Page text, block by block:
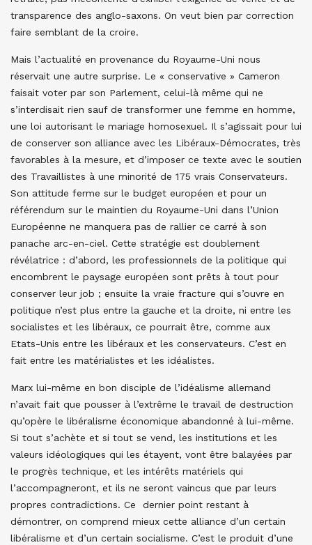
transparence des anglo-saxons. On veut bien par correction
faire semblant de la croire.
Mais l’actualité en provenance du Royaume-Uni nous
réservait une autre surprise. Le « conservative » Cameron
faisait voter par son Parlement, celui-là même qui ne
s’interdisait rien sauf de transformer une femme en homme,
une loi autorisant le mariage homosexuel. Il s’agissait pour lui
de conserver son alliance avec les Libéraux-Démocrates, très
favorables à la mesure, et d’imposer ce texte avec le soutien
des Travaillistes à une minorité de 175 vrais Conservateurs.
Son attitude ferme sur le budget européen et pour un
référendum sur le maintien du Royaume-Uni dans l’Union
Européenne ne manquera pas de rallier ce carré à son
panache arc-en-ciel. Cette stratégie est doublement
révélatrice : d’abord, les professionnels de la politique qui
encombrent le paysage européen sont prêts à tout pour
conserver leur job ; ensuite la vraie fracture qui s’ouvre en
politique n’est plus entre la gauche et la droite, ni entre les
socialistes et les libéraux, ce pourrait être, comme aux
Etats-Unis entre les libéraux et les conservateurs. C’est en
fait entre les matérialistes et les idéalistes.
Marx lui-même en bon disciple de l’idéalisme allemand
n’avait fait que pousser à l’extrême le travail de destruction
qu’opère le libéralisme économique abandonné à lui-même.
Si tout s’achète et si tout se vend, les institutions et les
valeurs idéologiques qui les étayent, vont être balayées par
le progrès technique, et les intérêts matériels qui
l’accompagneront, et ils ne seront vaincus que par leurs
propres contradictions. Ce dernier point restant à
démontrer, on comprend mieux cette alliance d’un certain
libéralisme et d’un certain socialisme. C’est le produit d’une